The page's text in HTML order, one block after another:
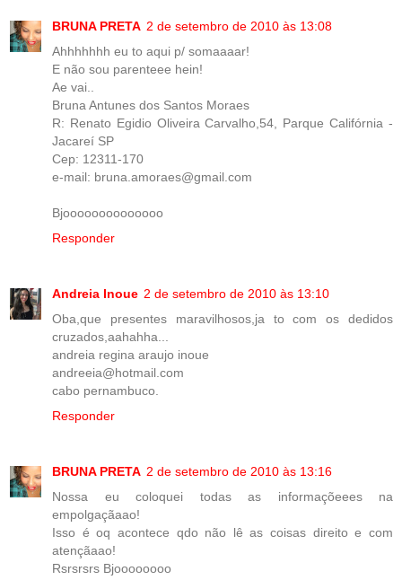
BRUNA PRETA 2 de setembro de 2010 às 13:08
Ahhhhhhh eu to aqui p/ somaaaar!
E não sou parenteee hein!
Ae vai..
Bruna Antunes dos Santos Moraes
R: Renato Egidio Oliveira Carvalho,54, Parque Califórnia -
Jacareí SP
Cep: 12311-170
e-mail: bruna.amoraes@gmail.com
Bjoooooooooooooo
Responder
Andreia Inoue 2 de setembro de 2010 às 13:10
Oba,que presentes maravilhosos,ja to com os dedidos
cruzados,aahahha...
andreia regina araujo inoue
andreeia@hotmail.com
cabo pernambuco.
Responder
BRUNA PRETA 2 de setembro de 2010 às 13:16
Nossa eu coloquei todas as informaçõeees na
empolgaçãaao!
Isso é oq acontece qdo não lê as coisas direito e com
atençãaao!
Rsrsrsrs Bjoooooooo